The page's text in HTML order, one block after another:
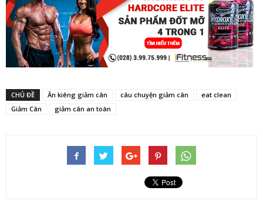
CHỦ ĐỀ Ăn kiêng giảm cân câu chuyện giảm cân
eat clean
Giảm Cân
giảm cân an toàn